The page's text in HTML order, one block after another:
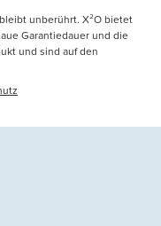
unberührt. X²O bietet
Garantiedauer und die
und sind auf den